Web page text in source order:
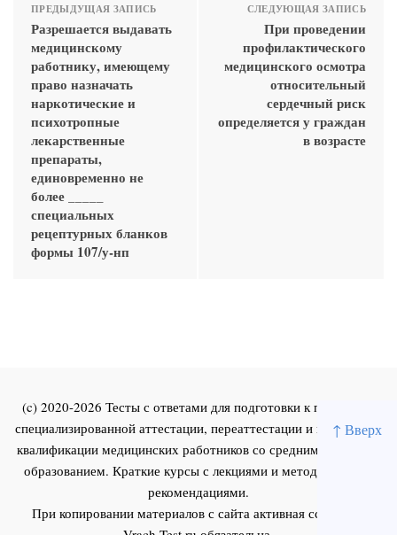
↑ Вверх
ПРЕДЫДУЩАЯ ЗАПИСЬ
Разрешается выдавать
медицинскому
работнику, имеющему
право назначать
наркотические и
психотропные
лекарственные
препараты,
единовременно не
более _____
специальных
рецептурных бланков
формы 107/у-нп
СЛЕДУЮЩАЯ ЗАПИСЬ
При проведении
профилактического
медицинского осмотра
относительный
сердечный риск
определяется у граждан
в возрасте
(c) 2020-2026 Тесты с ответами для подготовки к первичной
специализированной аттестации, переаттестации и повышения
квалификации медицинских работников со средним и высшим
образованием. Краткие курсы с лекциями и методическими
рекомендациями.
При копировании материалов с сайта активная ссылка на